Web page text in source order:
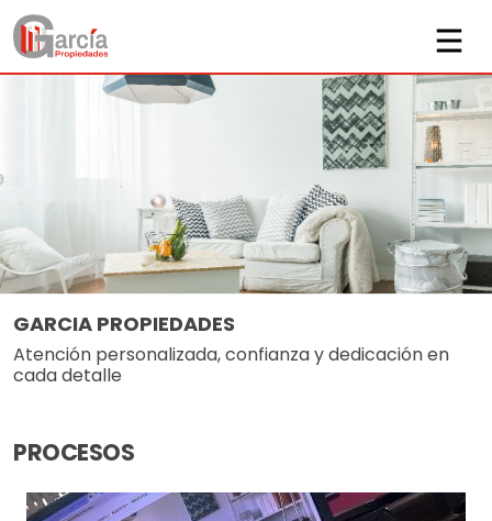
GARCIA PROPIEDADES
Atención personalizada, confianza y dedicación en
cada detalle
PROCESOS